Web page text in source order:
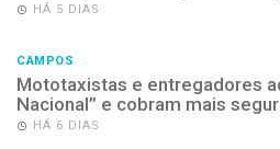
HÁ 5 DIAS
CAMPOS
Mototaxistas e entregadores
Nacional” e cobram mais
HÁ 6 DIAS